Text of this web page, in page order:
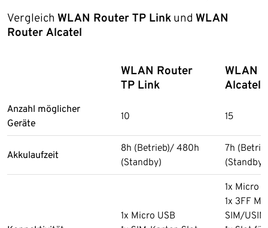
Vergleich WLAN Router TP Link und WLAN
Router Alcatel
WLAN Router
TP Link
WLAN
Alcatel
Anzahl möglicher
Geräte
10 15
Akkulaufzeit
8h (Betrieb)/ 480h
(Standby)
7h
(Standby)
1x Micro USB
1x Micro
1x 3FF
SIM/